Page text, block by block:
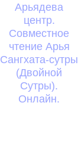
Арьядева
центр.
Совместное
чтение Арья
Сангхата-сутры
(Двойной
Сутры).
Онлайн.